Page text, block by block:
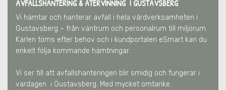
AVFALLSHANTERING & ÅTERVINNING I GUSTAVSBERG
Vi hämtar och hanterar avfall i hela vårdverksamheten i
Gustavsberg – från väntrum och personalrum till miljörum.
Kärlen töms efter behov och i kundportalen eSmart kan du
enkelt följa kommande hämtningar.
Vi ser till att avfallshanteringen blir smidig och fungerar i
vardagen i Gustavsberg. Med mycket omtanke.